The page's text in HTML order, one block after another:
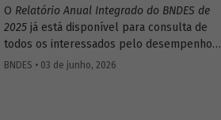
O Relatório Anual Integrado do BNDES de
2025 já está disponível para consulta de
todos os interessados pelo desempenho
do Banco, bem como por sua prestação de
BNDES • 03 de junho, 2026